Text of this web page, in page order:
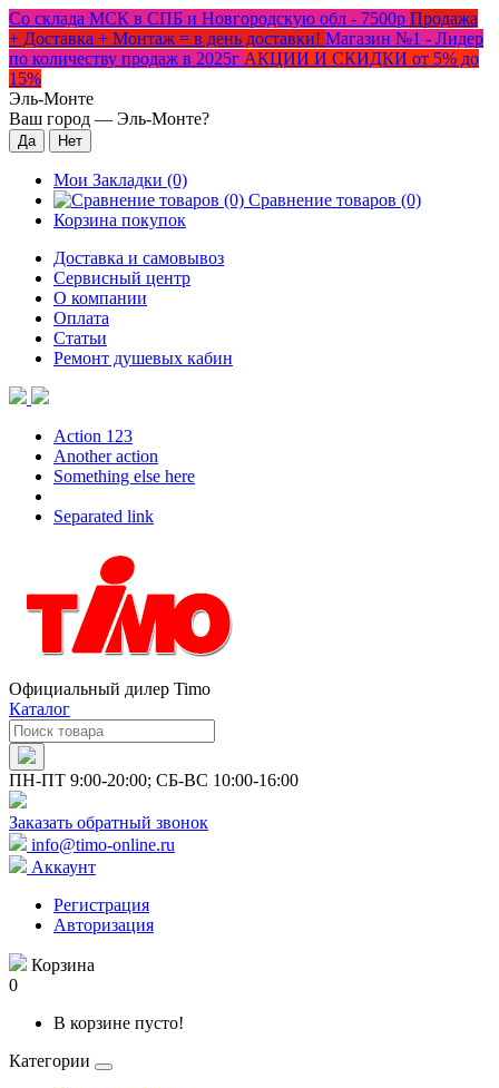
Со склада МСК в СПБ и Новгородскую обл - 7500р Продажа
+ Доставка + Монтаж = в день доставки! Магазин №1 - Лидер
по количеству продаж в 2025г АКЦИИ И СКИДКИ от 5% до
15%
Эль-Монте
Ваш город — Эль-Монте?
Мои Закладки (0)
Сравнение товаров (0)
Корзина покупок
Доставка и самовывоз
Сервисный центр
О компании
Оплата
Статьи
Ремонт душевых кабин
Action 123
Another action
Something else here
Separated link
Официальный дилер Timo
Каталог
ПН-ПТ 9:00-20:00; СБ-ВС 10:00-16:00
Заказать обратный звонок
info@timo-online.ru
Аккаунт
Регистрация
Авторизация
Корзина
0
В корзине пусто!
Категории